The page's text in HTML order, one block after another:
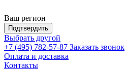
Ваш регион
Подтвердить
Выбрать другой
+7 (495) 782-57-87 Заказать звонок
Оплата и доставка
Контакты